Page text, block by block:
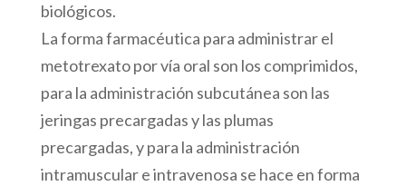
biológicos.
La forma farmacéutica para administrar el
metotrexato por vía oral son los comprimidos,
para la administración subcutánea son las
jeringas precargadas y las plumas
precargadas, y para la administración
intramuscular e intravenosa se hace en forma